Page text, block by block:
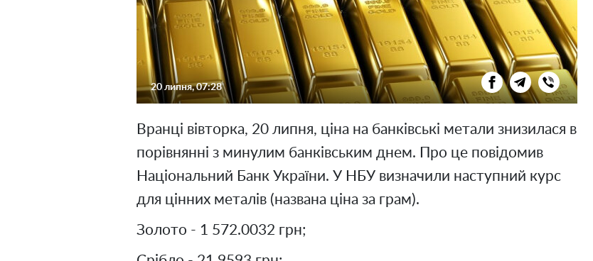
20 липня, 07:28
Вранці вівторка, 20 липня, ціна на банківські метали знизилася в
порівнянні з минулим банківським днем. Про це повідомив
Національний Банк України. У НБУ визначили наступний курс
для цінних металів (названа ціна за грам).
Золото - 1 572.0032 грн;